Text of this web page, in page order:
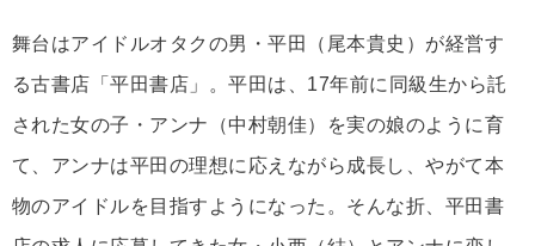
舞台はアイドルオタクの男・平田（尾本貴史）が経営す
る古書店「平田書店」。平田は、17年前に同級生から託
された女の子・アンナ（中村朝佳）を実の娘のように育
て、アンナは平田の理想に応えながら成長し、やがて本
物のアイドルを目指すようになった。そんな折、平田書